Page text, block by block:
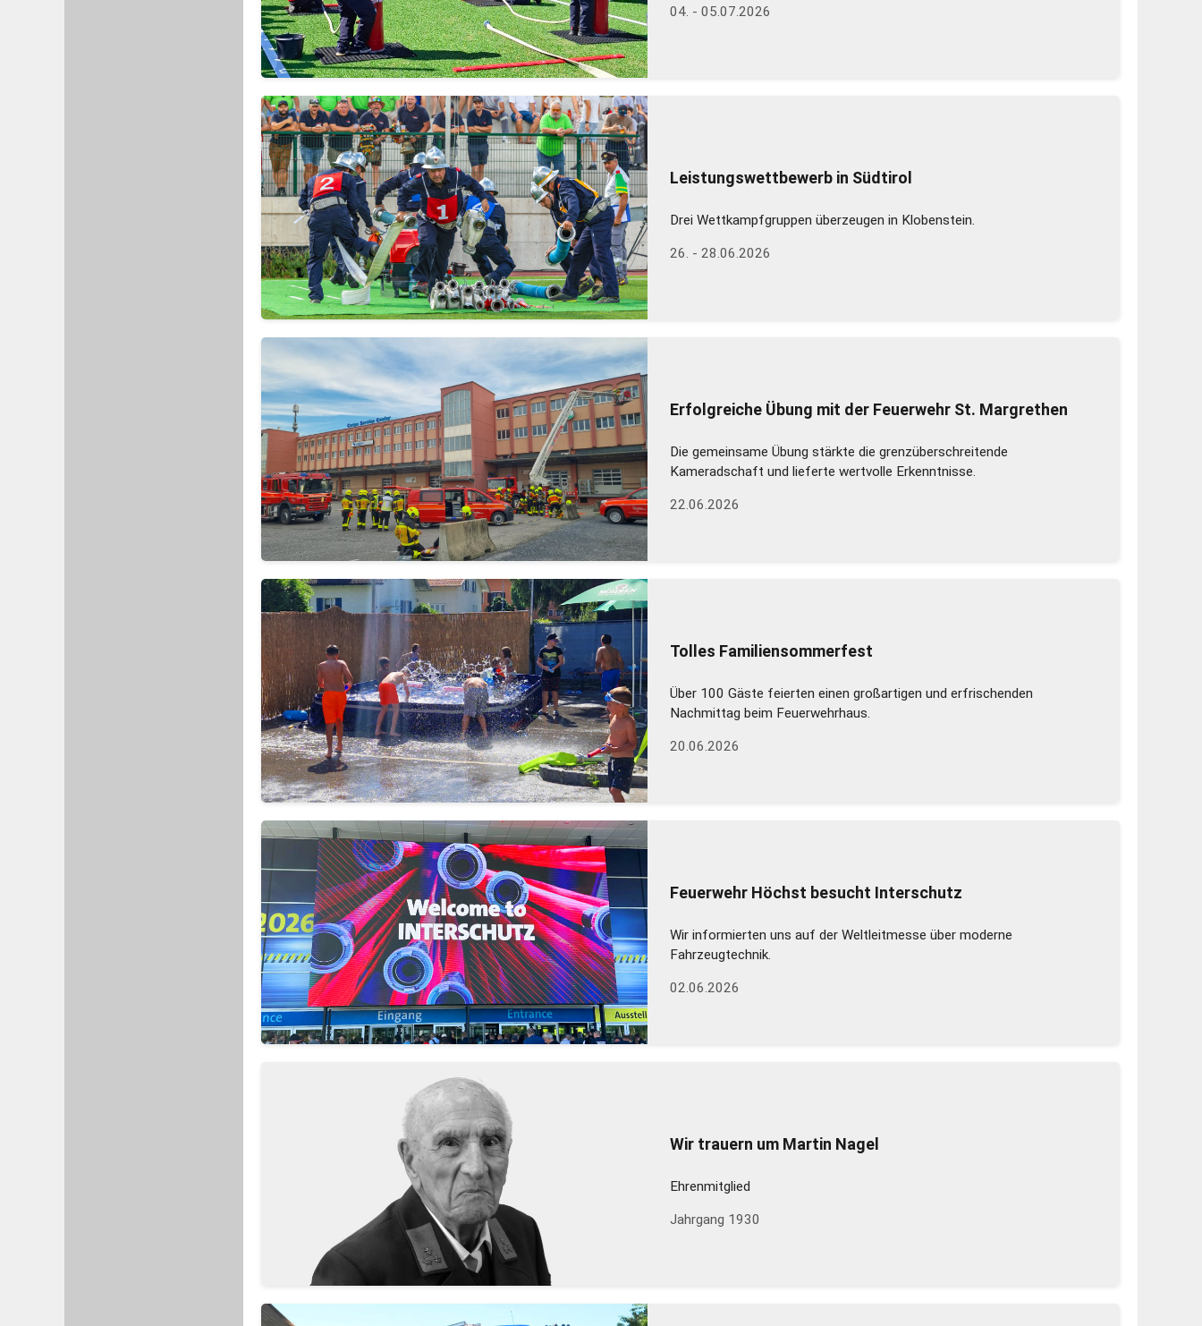
04. - 05.07.2026
Leistungswettbewerb in Südtirol
Drei Wettkampfgruppen überzeugen in Klobenstein.
26. - 28.06.2026
Erfolgreiche Übung mit der Feuerwehr St. Margrethen
Die gemeinsame Übung stärkte die grenzüberschreitende
Kameradschaft und lieferte wertvolle Erkenntnisse.
22.06.2026
Tolles Familiensommerfest
Über 100 Gäste feierten einen großartigen und erfrischenden
Nachmittag beim Feuerwehrhaus.
20.06.2026
Feuerwehr Höchst besucht Interschutz
Wir informierten uns auf der Weltleitmesse über moderne
Fahrzeugtechnik.
02.06.2026
Wir trauern um Martin Nagel
Ehrenmitglied
Jahrgang 1930